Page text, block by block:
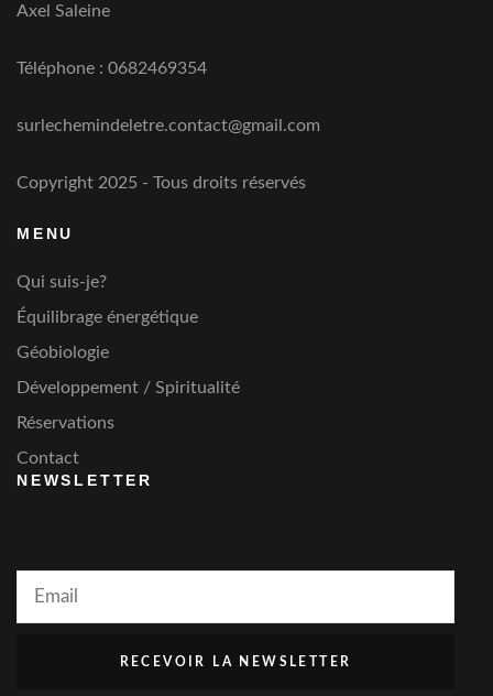
Axel Saleine
Téléphone : 0682469354
surlechemindeletre.contact@gmail.com
Copyright 2025 - Tous droits réservés
MENU
Qui suis-je?
Équilibrage énergétique
Géobiologie
Développement / Spiritualité
Réservations
Contact
NEWSLETTER